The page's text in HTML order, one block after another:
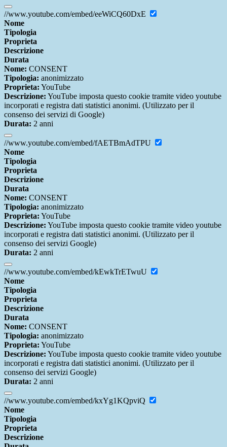
//www.youtube.com/embed/eeWiCQ60DxE
Nome
Tipologia
Proprieta
Descrizione
Durata
Nome: CONSENT
Tipologia: anonimizzato
Proprieta: YouTube
Descrizione: YouTube imposta questo cookie tramite video youtube
incorporati e registra dati statistici anonimi. (Utilizzato per il
consenso dei servizi di Google)
Durata: 2 anni
//www.youtube.com/embed/fAETBmAdTPU
Nome
Tipologia
Proprieta
Descrizione
Durata
Nome: CONSENT
Tipologia: anonimizzato
Proprieta: YouTube
Descrizione: YouTube imposta questo cookie tramite video youtube
incorporati e registra dati statistici anonimi. (Utilizzato per il
consenso dei servizi Google)
Durata: 2 anni
//www.youtube.com/embed/kEwkTrETwuU
Nome
Tipologia
Proprieta
Descrizione
Durata
Nome: CONSENT
Tipologia: anonimizzato
Proprieta: YouTube
Descrizione: YouTube imposta questo cookie tramite video youtube
incorporati e registra dati statistici anonimi. (Utilizzato per il
consenso dei servizi Google)
Durata: 2 anni
//www.youtube.com/embed/kxYg1KQpviQ
Nome
Tipologia
Proprieta
Descrizione